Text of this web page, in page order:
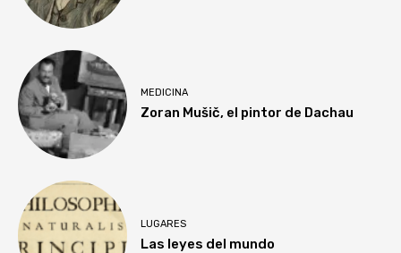
MEDICINA
Zoran Mušič, el pintor de Dachau
LUGARES
Las leyes del mundo